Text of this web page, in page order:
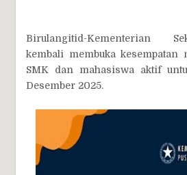
Birulangitid-Kementerian
kembali membuka kesempatan
SMK dan mahasiswa aktif
Desember 2025.